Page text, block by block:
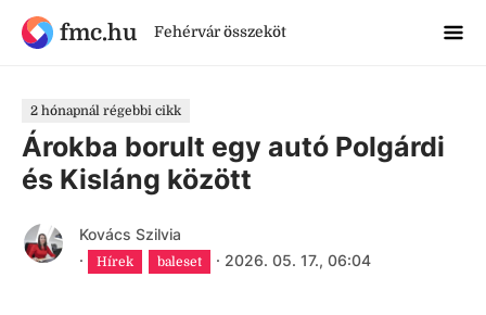
fmc.hu Fehérvár összeköt
2 hónapnál régebbi cikk
Árokba borult egy autó Polgárdi
és Kisláng között
Kovács Szilvia
·
Hírek baleset · 2026. 05. 17., 06:04